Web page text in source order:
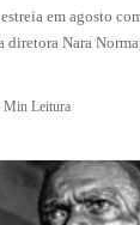
em agosto
diretora Nara
Min Leitura